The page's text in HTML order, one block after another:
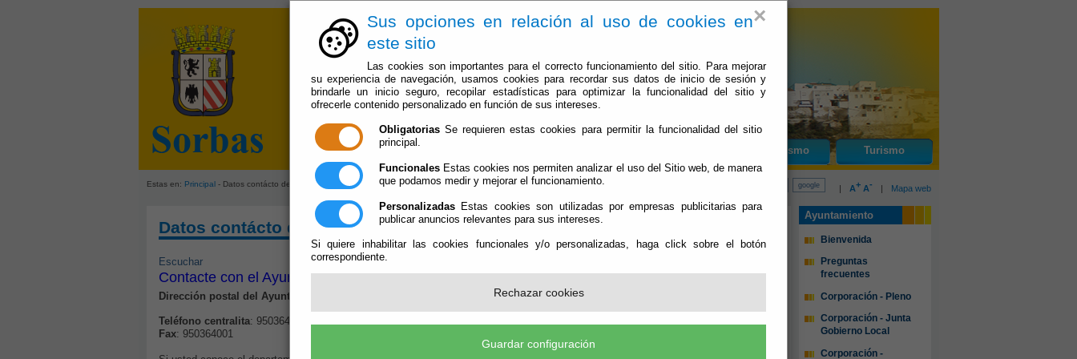
×
Sus opciones en relación al uso de cookies en
este sitio
Las cookies son importantes para el correcto funcionamiento del sitio. Para mejorar
su experiencia de navegación, usamos cookies para recordar sus datos de inicio de sesión y
brindarle un inicio seguro, recopilar estadísticas para optimizar la funcionalidad del sitio y
ofrecerle contenido personalizado en función de sus intereses.
Obligatorias Se requieren estas cookies para permitir la funcionalidad del sitio
principal.
Funcionales Estas cookies nos permiten analizar el uso del Sitio web, de manera
que podamos medir y mejorar el funcionamiento.
Personalizadas Estas cookies son utilizadas por empresas publicitarias para
publicar anuncios relevantes para sus intereses.
Si quiere inhabilitar las cookies funcionales y/o personalizadas, haga click sobre el botón
correspondiente.
Rechazar cookies
Guardar configuración
Inicio Urbanismo Turismo
Estas en: Principal- Datos contácto del Ayuntamiento de Sorbas | A+ A- | Mapa web
Ayuntamiento
Bienvenida
Preguntas
frecuentes
Corporación - Pleno
Corporación - Junta
Gobierno Local
Corporación -
Datos contácto del Ayuntamiento de Sorbas
Escuchar
Contacte con el Ayuntamiento de Sorbas
Dirección postal del Ayuntamiento: Plaza La Constitución, nº 1 - 04270 Sorbas (ALMERÍA)
Teléfono centralita: 950364701
Fax: 950364001